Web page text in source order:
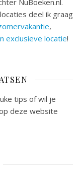
NuBoeken.nl.
deel ik graag
,
exclusieve locatie!
tips of wil je
deze website